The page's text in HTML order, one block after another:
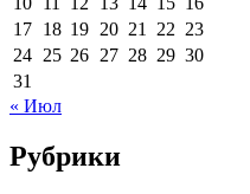
17 18 19 20 21 22 23
24 25 26 27 28 29 30
31
« Июл
Рубрики